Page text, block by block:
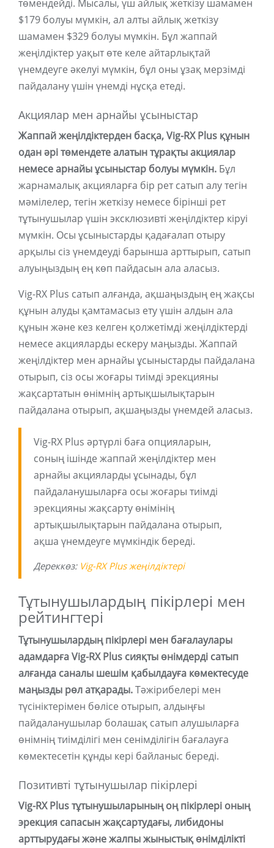
төмендейді. Мысалы, үш айлық жеткізу шамамен
$179 болуы мүмкін, ал алты айлық жеткізу
шамамен $329 болуы мүмкін. Бұл жаппай
жеңілдіктер уақыт өте келе айтарлықтай
үнемдеуге әкелуі мүмкін, бұл оны ұзақ мерзімді
пайдалану үшін үнемді нұсқа етеді.
Акциялар мен арнайы ұсыныстар
Жаппай жеңілдіктерден басқа, Vig-RX Plus құнын
одан әрі төмендете алатын тұрақты акциялар
немесе арнайы ұсыныстар болуы мүмкін. Бұл
жарнамалық акцияларға бір рет сатып алу тегін
мәмілелер, тегін жеткізу немесе бірінші рет
тұтынушылар үшін эксклюзивті жеңілдіктер кіруі
мүмкін. Осы ұсыныстарды қадағалап отыру
арқылы сіз үнемдеуді барынша арттырып, сатып
алуыңыздың ең көп пайдасын ала аласыз.
Vig-RX Plus сатып алғанда, ақшаңыздың ең жақсы
құнын алуды қамтамасыз ету үшін алдын ала
құнын және кез келген қолжетімді жеңілдіктерді
немесе акцияларды ескеру маңызды. Жаппай
жеңілдіктер мен арнайы ұсыныстарды пайдалана
отырып, сіз осы жоғары тиімді эрекцияны
жақсартатын өнімнің артықшылықтарын
пайдалана отырып, ақшаңызды үнемдей аласыз.
Vig-RX Plus әртүрлі баға опцияларын,
соның ішінде жаппай жеңілдіктер мен
арнайы акцияларды ұсынады, бұл
пайдаланушыларға осы жоғары тиімді
эрекцияны жақсарту өнімінің
артықшылықтарын пайдалана отырып,
ақша үнемдеуге мүмкіндік береді.
Дереккөз: Vig-RX Plus жеңілдіктері
Тұтынушылардың пікірлері мен
рейтингтері
Тұтынушылардың пікірлері мен бағалаулары
адамдарға Vig-RX Plus сияқты өнімдерді сатып
алғанда саналы шешім қабылдауға көмектесуде
маңызды рөл атқарады.Тәжірибелері мен
түсініктерімен бөлісе отырып, алдыңғы
пайдаланушылар болашақ сатып алушыларға
өнімнің тиімділігі мен сенімділігін бағалауға
көмектесетін құнды кері байланыс береді.
Позитивті тұтынушылар пікірлері
Vig-RX Plus тұтынушыларының оң пікірлері оның
эрекция сапасын жақсартудағы, либидоны
арттырудағы және жалпы жыныстық өнімділікті